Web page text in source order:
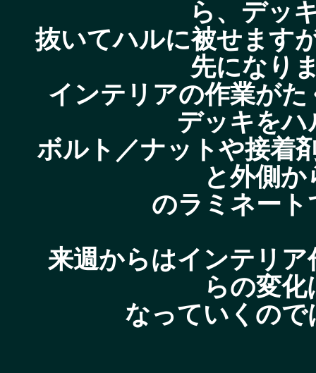
ら、デッ
抜いてハルに被せます
先になり
インテリアの作業が
デッキを
ボルト／ナットや接着
と外側
のラミネー
来週からはインテリ
らの変
なっていくの